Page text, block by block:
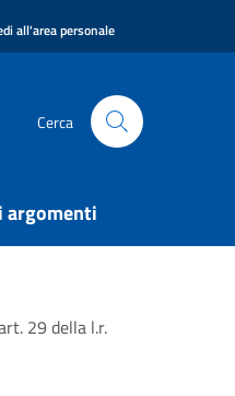
all'area personale
Cerca
argomenti
29 della l.r.